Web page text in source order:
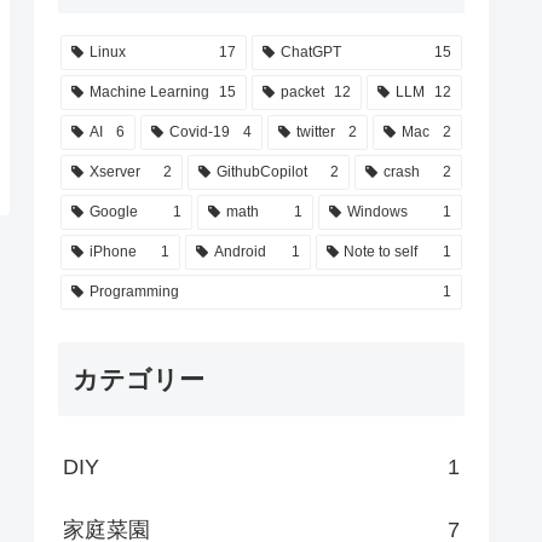
Linux 17 ChatGPT 15
Machine Learning 15 packet 12 LLM 12
AI 6 Covid-19 4 twitter 2 Mac 2
Xserver 2 GithubCopilot 2 crash 2
Google 1 math 1 Windows 1
iPhone 1 Android 1 Note to self 1
Programming 1
カテゴリー
DIY 1
家庭菜園 7